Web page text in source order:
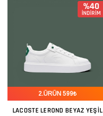
%40
İNDİRİM
2.ÜRÜN 599₺
LACOSTE LEROND BEYAZ YEŞIL